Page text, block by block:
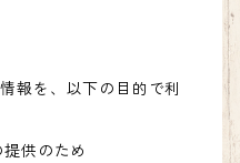
報を、以下の目的で利
提供のため